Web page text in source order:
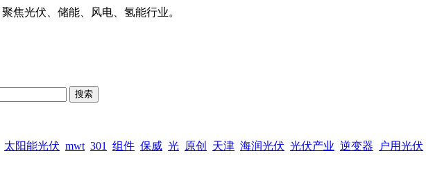
焦光伏、储能、风电、氢能行业。
太阳能光伏 mwt 301 组件 保威 光 原创 天津 海润光伏 光伏产业 逆变器 户用光伏